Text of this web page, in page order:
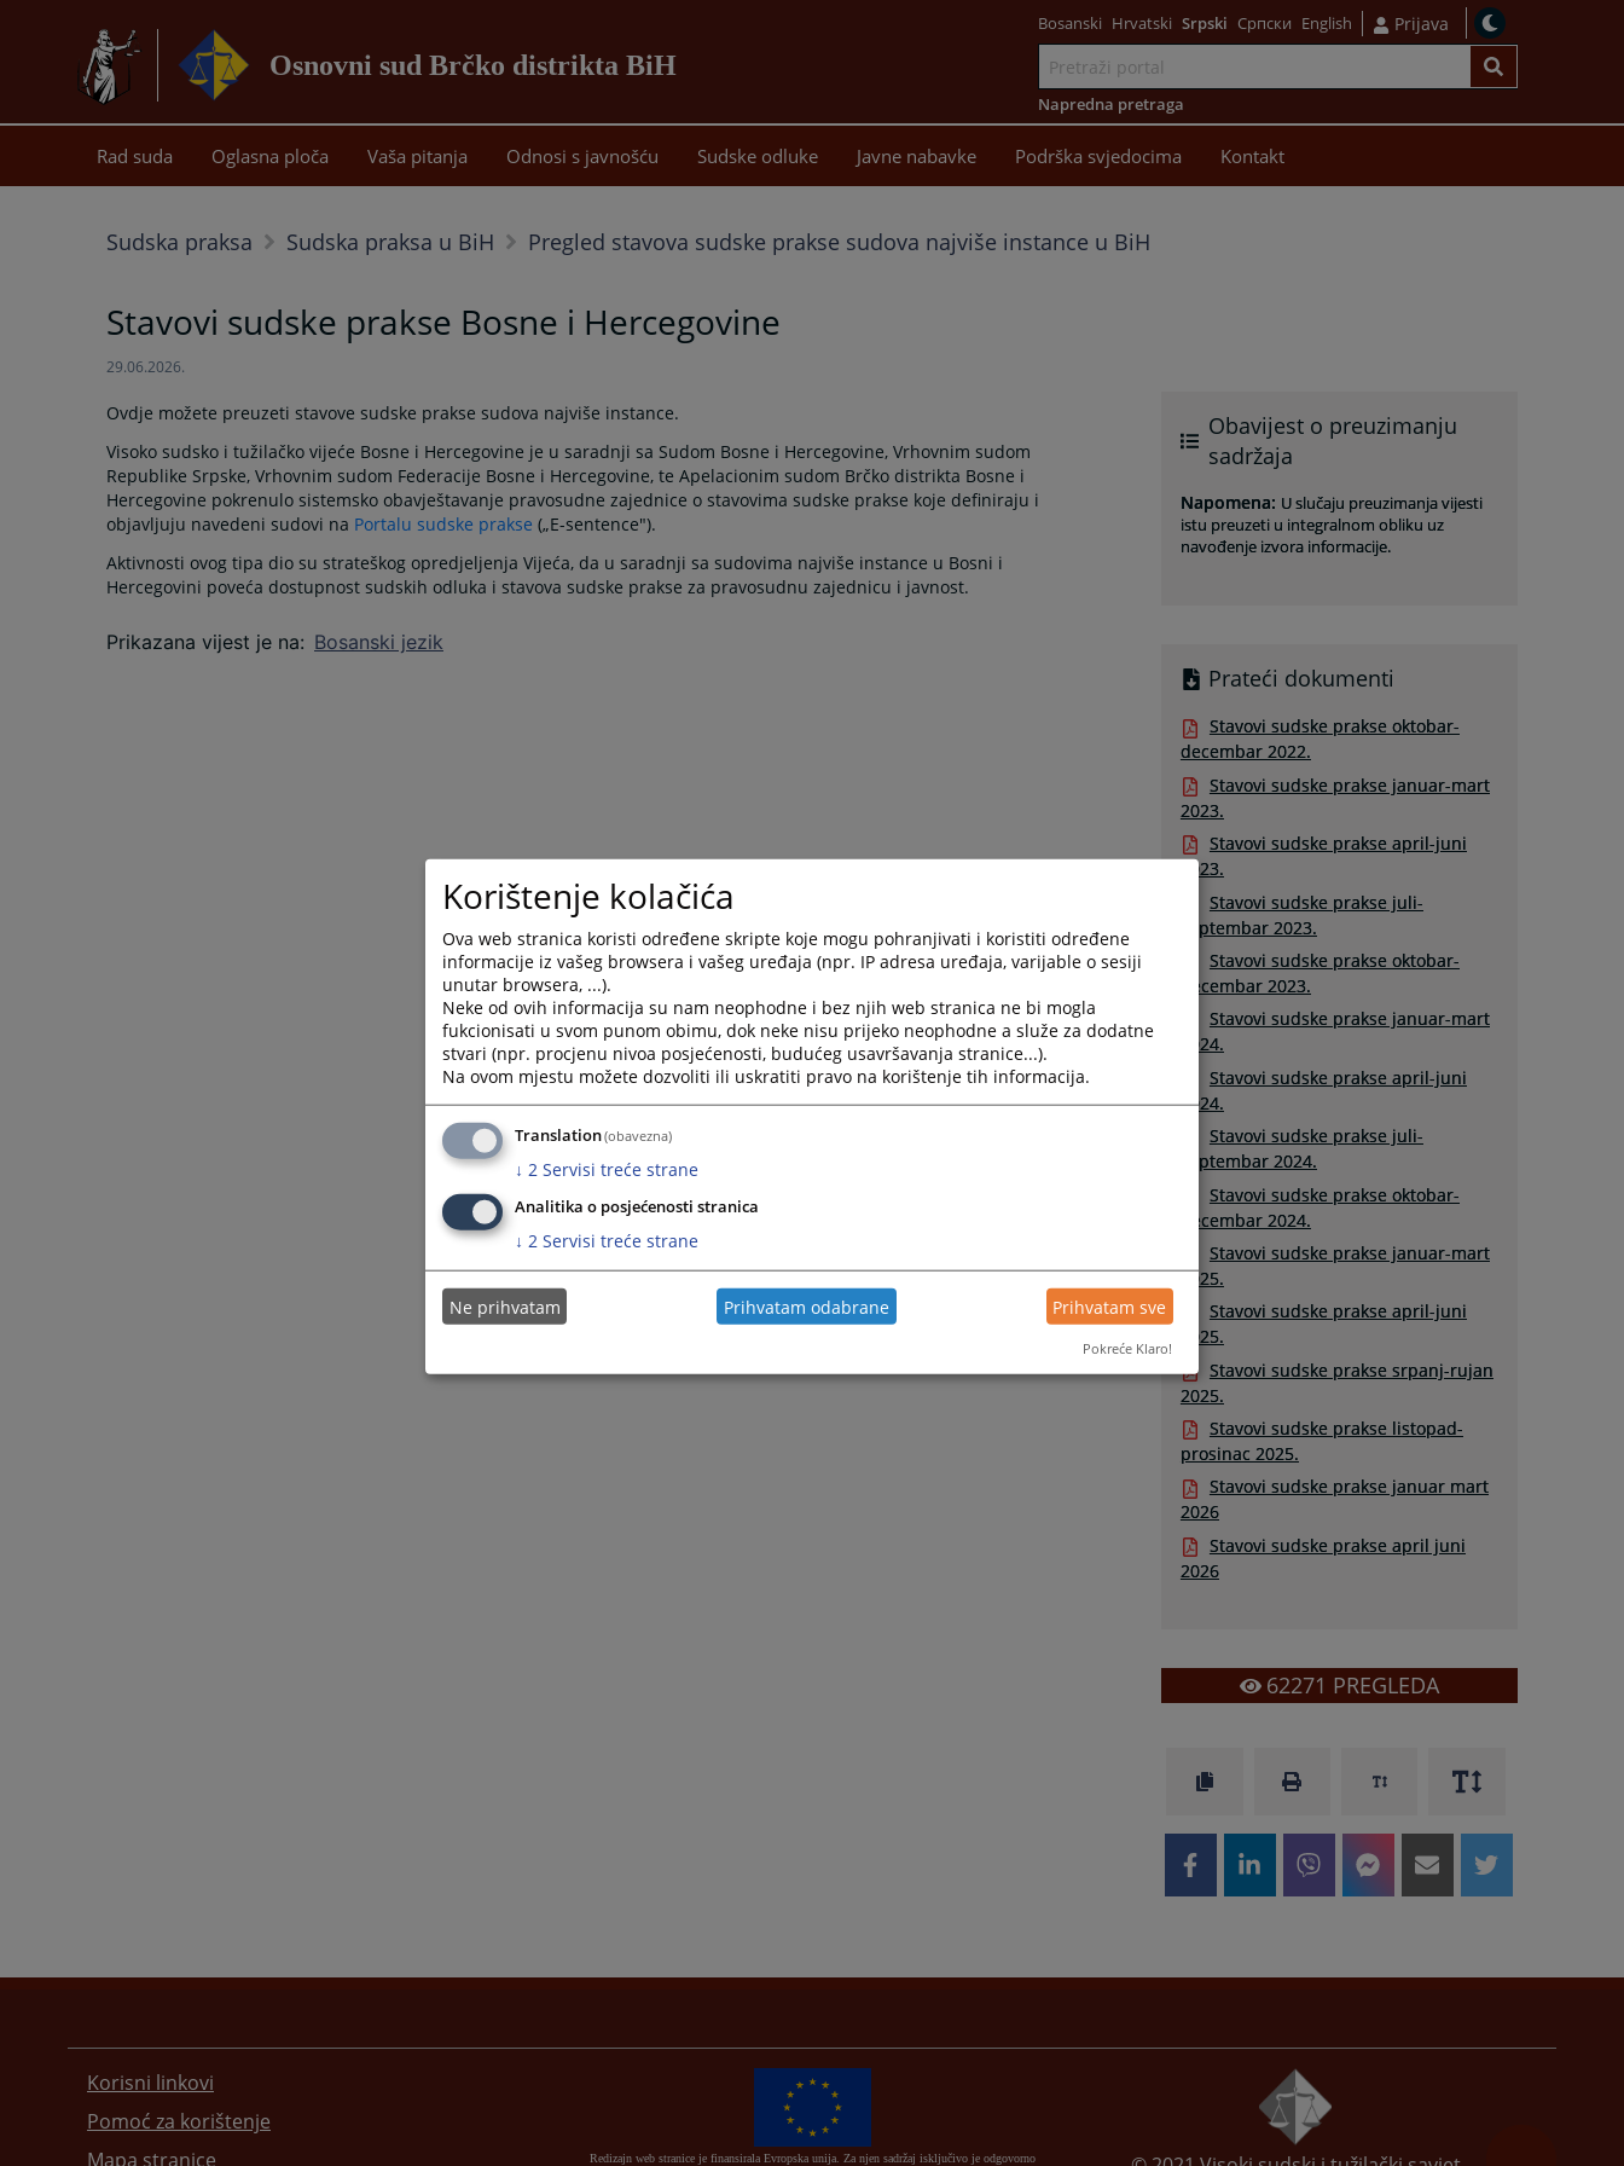
Osnovni sud Brčko distrikta BiH
sadržaj
Bosanski Hrvatski Srpski Српски English Prijava
Napredna pretraga
Rad suda Oglasna ploča Vaša pitanja Odnosi s javnošću Sudske odluke Javne nabavke Podrška svjedocima Kontakt
Sudska praksa Sudska praksa u BiH Pregled stavova sudske prakse sudova najviše instance u BiH
Stavovi sudske prakse Bosne i Hercegovine
29.06.2026.
Ovdje možete preuzeti stavove sudske prakse sudova najviše instance.
Visoko sudsko i tužilačko vijeće Bosne i Hercegovine je u saradnji sa Sudom Bosne i Hercegovine, Vrhovnim sudom
Republike Srpske, Vrhovnim sudom Federacije Bosne i Hercegovine, te Apelacionim sudom Brčko distrikta Bosne i
Hercegovine pokrenulo sistemsko obavještavanje pravosudne zajednice o stavovima sudske prakse koje definiraju i
objavljuju navedeni sudovi na Portalu sudske prakse („E-sentence").
Aktivnosti ovog tipa dio su strateškog opredjeljenja Vijeća, da u saradnji sa sudovima najviše instance u Bosni i
Hercegovini poveća dostupnost sudskih odluka i stavova sudske prakse za pravosudnu zajednicu i javnost.
Prikazana vijest je na: Bosanski jezik
Obavijest o preuzimanju
sadržaja
Napomena: U slučaju preuzimanja vijesti
istu preuzeti u integralnom obliku uz
navođenje izvora informacije.
Prateći dokumenti
Stavovi sudske prakse oktobar-
decembar 2022.
Stavovi sudske prakse januar-mart
2023.
Stavovi sudske prakse april-juni
2023.
Stavovi sudske prakse juli-
septembar 2023.
Stavovi sudske prakse oktobar-
decembar 2023.
Stavovi sudske prakse januar-mart
2024.
Stavovi sudske prakse april-juni
2024.
Stavovi sudske prakse juli-
septembar 2024.
Stavovi sudske prakse oktobar-
decembar 2024.
Stavovi sudske prakse januar-mart
2025.
Stavovi sudske prakse april-juni
2025.
Stavovi sudske prakse srpanj-rujan
2025.
Stavovi sudske prakse listopad-
prosinac 2025.
Stavovi sudske prakse januar mart
2026
Stavovi sudske prakse april juni
2026
62271 PREGLEDA
Korisni linkovi
Pomoć za korištenje
Mapa stranice
Redizajn web stranice je finansirala Evropska unija. Za njen sadržaj isključivo je odgovorno
Korištenje kolačića
Ova web stranica koristi određene skripte koje mogu pohranjivati i koristiti određene
informacije iz vašeg browsera i vašeg uređaja (npr. IP adresa uređaja, varijable o sesiji
unutar browsera, ...).
Neke od ovih informacija su nam neophodne i bez njih web stranica ne bi mogla
fukcionisati u svom punom obimu, dok neke nisu prijeko neophodne a služe za dodatne
stvari (npr. procjenu nivoa posjećenosti, budućeg usavršavanja stranice...).
Na ovom mjestu možete dozvoliti ili uskratiti pravo na korištenje tih informacija.
Translation(obavezna)
↓ 2 Servisi treće strane
Analitika o posjećenosti stranica
↓ 2 Servisi treće strane
Ne prihvatam Prihvatam odabrane Prihvatam sve
Pokreće Klaro!